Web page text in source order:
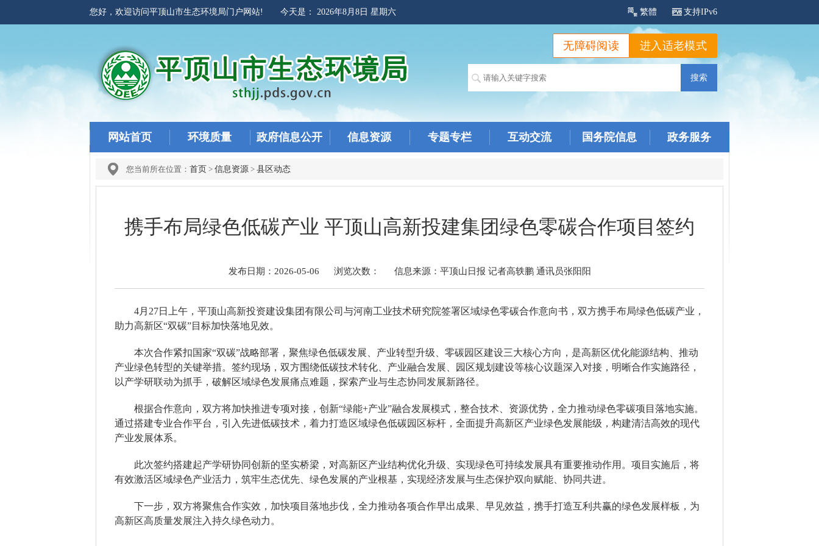
您好，欢迎访问平顶山市生态环境局门户网站! 今天是： 2026年8月8日 星期六 繁體 支持IPv6
进入适老模式
无障碍阅读
网站首页 环境质量 政府信息公开 信息资源 专题专栏 互动交流 国务院信息 政务服务
您当前所在位置： 首页 > 信息资源 > 县区动态
携手布局绿色低碳产业 平顶山高新投建集团绿色零碳合作项目签约
发布日期：2026-05-06 浏览次数： 信息来源：平顶山日报 记者高轶鹏 通讯员张阳阳
4月27日上午，平顶山高新投资建设集团有限公司与河南工业技术研究院签署区域绿色零碳合作意向书，双方携手布局绿色低碳产业，
助力高新区“双碳”目标加快落地见效。
本次合作紧扣国家“双碳”战略部署，聚焦绿色低碳发展、产业转型升级、零碳园区建设三大核心方向，是高新区优化能源结构、推动
产业绿色转型的关键举措。签约现场，双方围绕低碳技术转化、产业融合发展、园区规划建设等核心议题深入对接，明晰合作实施路径，
以产学研联动为抓手，破解区域绿色发展痛点难题，探索产业与生态协同发展新路径。
根据合作意向，双方将加快推进专项对接，创新“绿能+产业”融合发展模式，整合技术、资源优势，全力推动绿色零碳项目落地实施。
通过搭建专业合作平台，引入先进低碳技术，着力打造区域绿色低碳园区标杆，全面提升高新区产业绿色发展能级，构建清洁高效的现代
产业发展体系。
此次签约搭建起产学研协同创新的坚实桥梁，对高新区产业结构优化升级、实现绿色可持续发展具有重要推动作用。项目实施后，将
有效激活区域绿色产业活力，筑牢生态优先、绿色发展的产业根基，实现经济发展与生态保护双向赋能、协同共进。
下一步，双方将聚焦合作实效，加快项目落地步伐，全力推动各项合作早出成果、早见效益，携手打造互利共赢的绿色发展样板，为
高新区高质量发展注入持久绿色动力。